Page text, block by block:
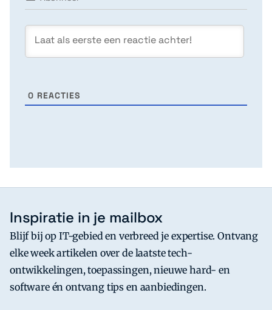
0 REACTIES
Inspiratie in je mailbox
Blijf bij op IT-gebied en verbreed je expertise. Ontvang
elke week artikelen over de laatste tech-
ontwikkelingen, toepassingen, nieuwe hard- en
software én ontvang tips en aanbiedingen.